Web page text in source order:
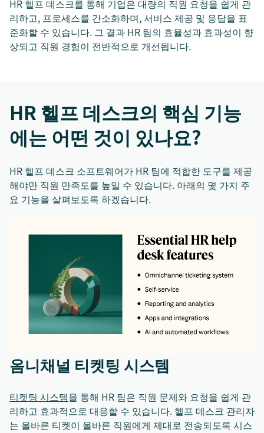
HR 헬프 데스크를 통해 기업은 대량의 직원 요청을 쉽게 관
리하고, 프로세스를 간소화하며, 서비스 제공 및 응답을 표
준화할 수 있습니다. 그 결과 HR 팀의 효율성과 효과성이 향
상되고 직원 경험이 전반적으로 개선됩니다.
HR 헬프 데스크의 핵심 기능
에는 어떤 것이 있나요?
HR 헬프 데스크 소프트웨어가 HR 팀에 적합한 도구를 제공
해야만 직원 만족도를 높일 수 있습니다. 아래의 몇 가지 주
요 기능을 살펴보도록 하겠습니다.
옴니채널 티켓팅 시스템
티켓팅 시스템을 통해 HR 팀은 직원 문제와 요청을 쉽게 관
리하고 효과적으로 대응할 수 있습니다. 헬프 데스크 관리자
는 올바른 티켓이 올바른 직원에게 제대로 전송되도록 시스